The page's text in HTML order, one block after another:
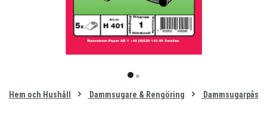
item
01
of
Hem och Hushåll Dammsugare & Rengöring Dammsugarpåsar